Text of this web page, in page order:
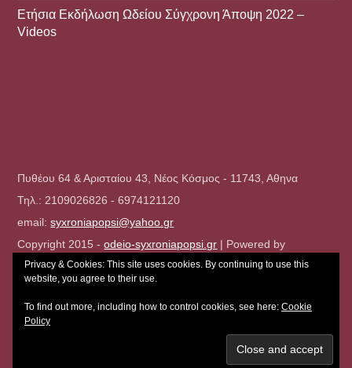
Ετήσια Εκδήλωση Ωδείου Σύγχρονη Άποψη 2022 –
Videos
Πυθέου 64 & Αρισταίου 43, Νέος Κόσμος - 11743, Αθηνα
Τηλ.: 2109026826 - 6974121120
email:syxroniapopsi@yahoo.gr
Copyright 2015 -odeio-syxroniapopsi.gr | Powered by
Northbridge
Privacy & Cookies: This site uses cookies. By continuing to use this
website, you agree to their use.
To find out more, including how to control cookies, see here: Cookie
Policy